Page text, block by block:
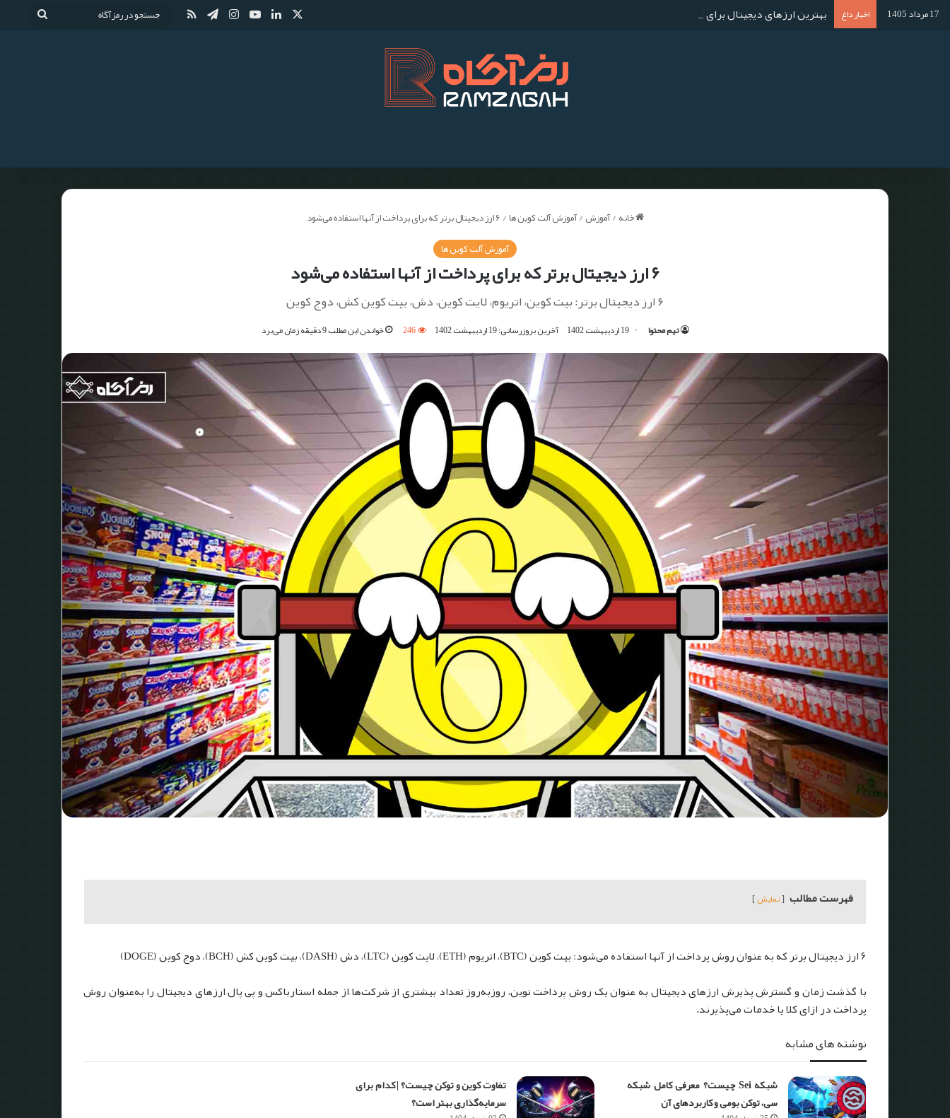
17 مرداد 1405 اخبار داغ بهترین ارزهای دیجیتال برای استخراج در سال ۱۴۰۴؛ آموزش استخراج گام به گام
خانه/آموزش/آموزش آلت کوین ها/۶ ارز دیجیتال برتر که برای پرداخت از آنها استفاده می‌شود
آموزش آلت کوین ها
۶ ارز دیجیتال برتر که برای پرداخت از آنها استفاده می‌شود
۶ ارز دیجیتال برتر: بیت کوین، اتریوم، لایت کوین، دش، بیت کوین کش، دوج کوین
تیم محتوا 19 اردیبهشت 1402 آخرین بروزرسانی: 19 اردیبهشت 1402 246 خواندن این مطلب 9 دقیقه زمان می‌برد
فهرست مطالب نمایش
۶ ارز دیجیتال برتر که به عنوان روش پرداخت از آنها استفاده می‌شود: بیت کوین (BTC)، اتریوم (ETH)، لایت کوین (LTC)، دش (DASH)، بیت کوین کش (BCH)، دوج کوین (DOGE)
با گذشت زمان و گسترش پذیرش ارزهای دیجیتال به عنوان یک روش پرداخت نوین، روز‌به‌روز تعداد بیشتری از شرکت‌ها–از جمله استارباکس و پی پال–ارزهای دیجیتال را به‌عنوان روش
پرداخت در ازای کلا یا خدمات می‌پذیرند.
نوشته های مشابه
شبکه Sei چیست؟ معرفی کامل شبکه
سی، توکن بومی و کاربردهای آن
تفاوت کوین و توکن چیست؟ | کدام برای
سرمایه‌گذاری بهتر است؟